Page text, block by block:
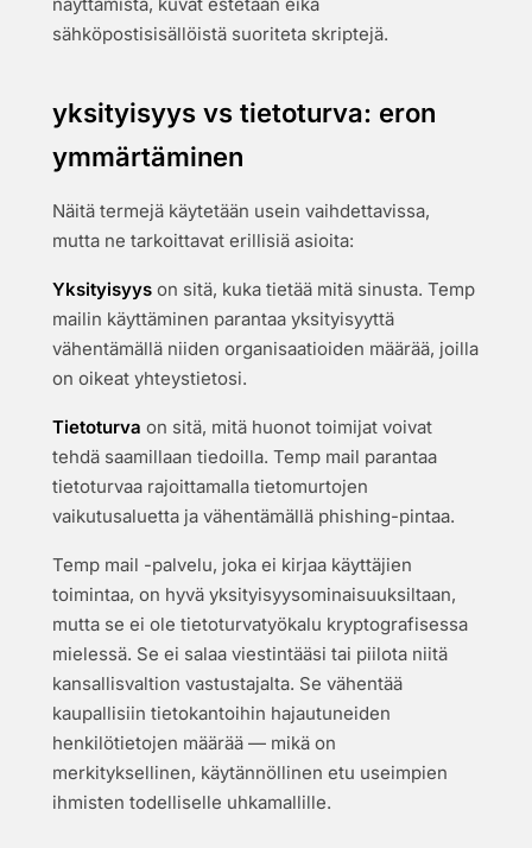
sähköpostisisällöistä suoriteta skriptejä.
yksityisyys vs tietoturva: eron
ymmärtäminen
Näitä termejä käytetään usein vaihdettavissa,
mutta ne tarkoittavat erillisiä asioita:
Yksityisyys on sitä, kuka tietää mitä sinusta. Temp
mailin käyttäminen parantaa yksityisyyttä
vähentämällä niiden organisaatioiden määrää, joilla
on oikeat yhteystietosi.
Tietoturva on sitä, mitä huonot toimijat voivat
tehdä saamillaan tiedoilla. Temp mail parantaa
tietoturvaa rajoittamalla tietomurtojen
vaikutusaluetta ja vähentämällä phishing-pintaa.
Temp mail -palvelu, joka ei kirjaa käyttäjien
toimintaa, on hyvä yksityisyysominaisuuksiltaan,
mutta se ei ole tietoturvatyökalu kryptografisessa
mielessä. Se ei salaa viestintääsi tai piilota niitä
kansallisvaltion vastustajalta. Se vähentää
kaupallisiin tietokantoihin hajautuneiden
henkilötietojen määrää — mikä on
merkityksellinen, käytännöllinen etu useimpien
ihmisten todelliselle uhkamallille.